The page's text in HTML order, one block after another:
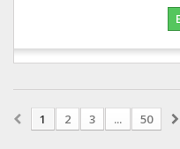
1 2 3 ... 50